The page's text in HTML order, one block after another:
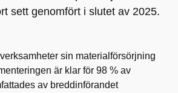
sett genomfört i slutet av 2025.
sin materialförsörjning
är klar för 98 % av
av breddinförandet